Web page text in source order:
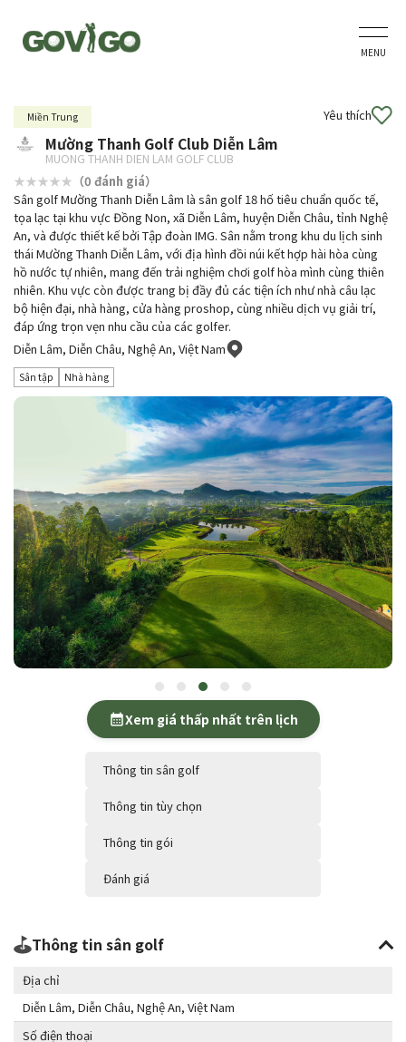
MENU
Miền Trung Yêu thích
Mường Thanh Golf Club Diễn Lâm
MUONG THANH DIEN LAM GOLF CLUB
（0 đánh giá）
Sân golf Mường Thanh Diễn Lâm là sân golf 18 hố tiêu chuẩn quốc tế,
tọa lạc tại khu vực Đồng Non, xã Diễn Lâm, huyện Diễn Châu, tỉnh Nghệ
An, và được thiết kế bởi Tập đoàn IMG. Sân nằm trong khu du lịch sinh
thái Mường Thanh Diễn Lâm, với địa hình đồi núi kết hợp hài hòa cùng
hồ nước tự nhiên, mang đến trải nghiệm chơi golf hòa mình cùng thiên
nhiên. Khu vực còn được trang bị đầy đủ các tiện ích như nhà câu lạc
bộ hiện đại, nhà hàng, cửa hàng proshop, cùng nhiều dịch vụ giải trí,
đáp ứng trọn vẹn nhu cầu của các golfer.
Diễn Lâm, Diễn Châu, Nghệ An, Việt Nam
Sân tập Nhà hàng
calendar_monthXem giá thấp nhất trên lịch
Thông tin sân golf
Thông tin tùy chọn
Thông tin gói
Đánh giá
Thông tin sân golf
Địa chỉ
Diễn Lâm, Diễn Châu, Nghệ An, Việt Nam
Số điện thoại